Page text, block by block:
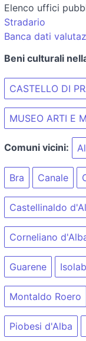
Elenco uffici
Stradario
Banca dati
Beni culturali
CASTELLO DI
MUSEO ARTI E
Comuni vicini:
Bra Canale
Castellinaldo
Corneliano
Guarene
Montaldo Roero
Piobesi d'Alba